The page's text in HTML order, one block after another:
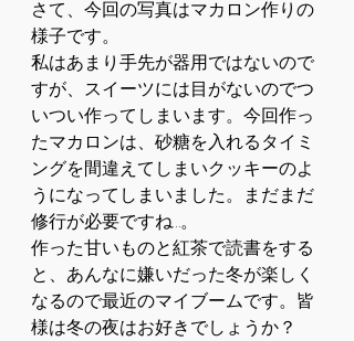
さて、今回の写真はマカロン作りの
様子です。
私はあまり手先が器用ではないので
すが、スイーツには目がないのでつ
いつい作ってしまいます。今回作っ
たマカロンは、砂糖を入れるタイミ
ングを間違えてしまいクッキーのよ
うになってしまいました。まだまだ
修行が必要ですね…。
作った甘いものと紅茶で読書をする
と、あんなに嫌いだった冬が楽しく
なるので最近のマイブームです。皆
様は冬の夜はお好きでしょうか？